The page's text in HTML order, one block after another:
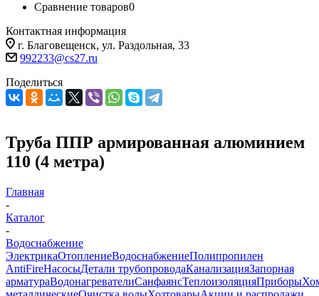
Сравнение товаров0
Контактная информация
г. Благовещенск, ул. Раздольная, 33
992233@cs27.ru
Поделиться
Труба ППР армированная алюминием
110 (4 метра)
Главная
-
Каталог
-
Водоснабжение
ЭлектрикаОтоплениеВодоснабжениеПолипропилен
AntiFireНасосыДетали трубопроводаКанализацияЗапорная
арматураВодонагревателиСанфаянсТеплоизоляцияПриборы